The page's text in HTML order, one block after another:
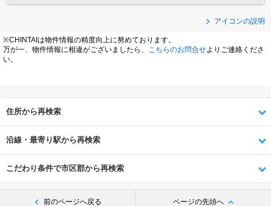
アイコンの説明
※CHINTAIは物件情報の精度向上に努めております。
万が一、物件情報に相違がございましたら、
こちらのお問合せよりご連絡くださ
い。
住所から再検索
沿線・最寄り駅から再検索
こだわり条件で市区郡から再検索
前のページへ戻る ページの先頭へ